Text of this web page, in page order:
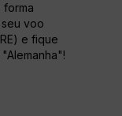
forma
voo
e fique